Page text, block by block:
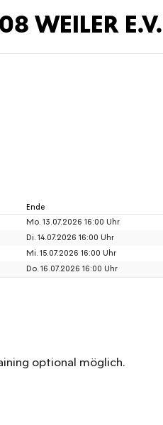
WEILER E.V.
Ende
Mo. 13.07.2026 16:00 Uhr
Di. 14.07.2026 16:00 Uhr
Mi. 15.07.2026 16:00 Uhr
Do. 16.07.2026 16:00 Uhr
optional möglich.